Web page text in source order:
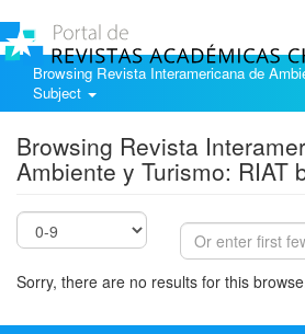
Browsing Revista Interamericana de
Subject
Browsing Revista
Ambiente y Turismo: RIAT
Sorry, there are no results for this